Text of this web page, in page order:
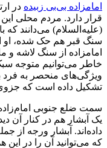
امامزاده بی‌بی زبیده در
قرار دارد. مردم محلی
(علیه‌السلام) می‌دانند
سنگ قبر هم حک شده،‌ او
امامزاده از سنگ لاشه
خاطر می‌توانیم متوجه
ویژگی‌های منحصر به فرد
تشکیل داده است که
سمت ضلع جنوبی
یک آبشار هم در کنار آن
داده‌اند. آبشار ورجه از
که می‌توانید آن را در